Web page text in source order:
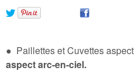
● Paillettes et Cuvettes aspect
aspect arc-en-ciel.